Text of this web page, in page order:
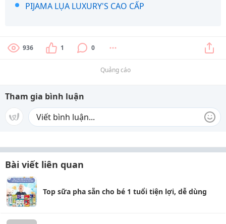
PIJAMA LỤA LUXURY'S CAO CẤP
936 1 0
Quảng cáo
Tham gia bình luận
Bài viết liên quan
Top sữa pha sẵn cho bé 1 tuổi tiện lợi, dễ dùng